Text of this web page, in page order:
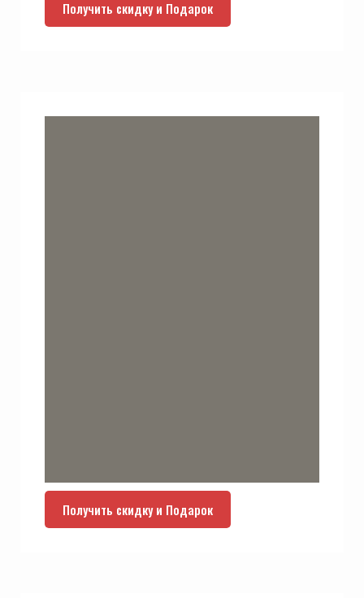
Получить скидку и Подарок
Получить скидку и Подарок